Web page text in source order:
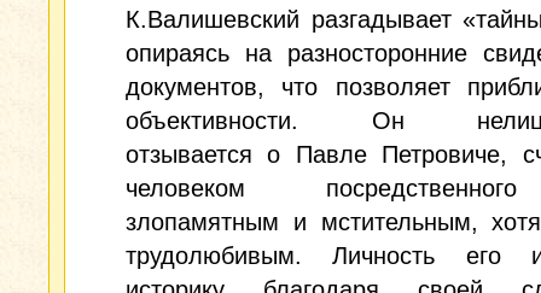
К.Валишевский разгадывает
опираясь на разносторонние
документов, что позволяет
объективности. Он
отзывается о Павле Петровиче,
человеком
злопамятным и мстительным,
трудолюбивым. Личность его